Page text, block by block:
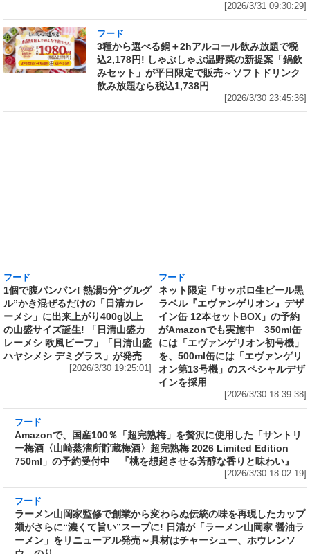
[2026/3/31 09:30:29]
フード
3種から選べる鍋＋2hアルコール飲み放題で税
込2,178円! しゃぶしゃぶ温野菜の新提案「鍋飲
みセット」が平日限定で販売～ソフトドリンク
飲み放題なら税込1,738円
[2026/3/30 23:45:36]
レーメシ 欧風ビーフ」「日清山盛
ハヤシメシ デミグラス」が発売
[2026/3/30 19:25:01]
には「エヴァンゲリオン初号機」
を、500ml缶には「エヴァンゲリ
オン第13号機」のスペシャルデザ
インを採用
[2026/3/30 18:39:38]
フード
Amazonで、国産100％「超完熟梅」を贅沢に使用した「サントリ
ー梅酒〈山崎蒸溜所貯蔵梅酒〉超完熟梅 2026 Limited Edition
750ml」の予約受付中 『桃を想起させる芳醇な香りと味わい』
[2026/3/30 18:02:19]
フード
ラーメン山岡家監修で創業から変わらぬ伝統の味を再現したカップ
麺がさらに“濃くて旨い”スープに! 日清が「ラーメン山岡家 醤油ラ
ーメン」をリニューアル発売～具材はチャーシュー、ホウレンソ
ウ、のり
フード
売上1本につき1円を熊本城災害復旧に寄付 Amazonで「サッポロ